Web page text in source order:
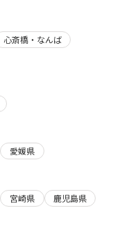
心斎橋・なんば
愛媛県
宮崎県
鹿児島県